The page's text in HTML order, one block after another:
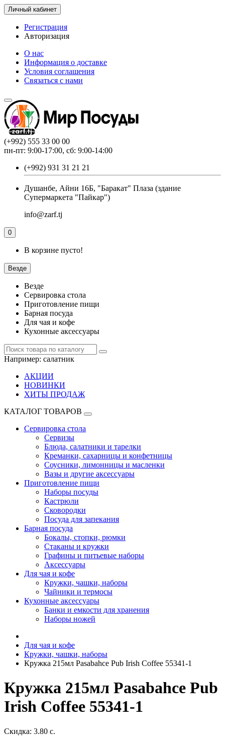
Личный кабинет
Регистрация
Авторизация
О нас
Информация о доставке
Условия соглашения
Связаться с нами
(+992) 555 33 00 00
пн-пт: 9:00-17:00, сб: 9:00-14:00
(+992) 931 31 21 21
Душанбе, Айни 16Б, "Баракат" Плаза (здание
Супермаркета "Пайкар")
info@zarf.tj
0
В корзине пусто!
Везде
Везде
Сервировка стола
Приготовление пищи
Барная посуда
Для чая и кофе
Кухонные аксессуары
Например: салатник
АКЦИИ
НОВИНКИ
ХИТЫ ПРОДАЖ
КАТАЛОГ ТОВАРОВ
Сервировка стола
Сервизы
Блюда, салатники и тарелки
Креманки, сахарницы и конфетницы
Соусники, лимонницы и масленки
Вазы и другие аксессуары
Приготовление пищи
Наборы посуды
Кастрюли
Сковородки
Посуда для запекания
Барная посуда
Бокалы, стопки, рюмки
Стаканы и кружки
Графины и питьевые наборы
Аксессуары
Для чая и кофе
Кружки, чашки, наборы
Чайники и термосы
Кухонные аксессуары
Банки и емкости для хранения
Наборы ножей
Для чая и кофе
Кружки, чашки, наборы
Кружка 215мл Pasabahce Pub Irish Coffee 55341-1
Кружка 215мл Pasabahce Pub
Irish Coffee 55341-1
Скидка: 3.80 с.